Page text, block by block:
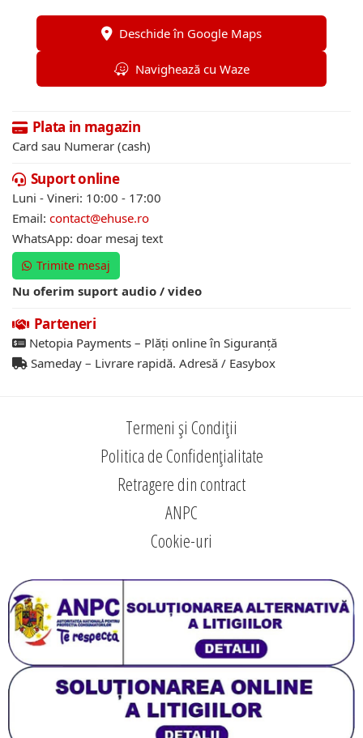
Deschide în Google Maps
Navighează cu Waze
Plata in magazin
Card sau Numerar (cash)
Suport online
Luni - Vineri: 10:00 - 17:00
Email: contact@ehuse.ro
WhatsApp: doar mesaj text
Trimite mesaj
Nu oferim suport audio / video
Parteneri
Netopia Payments – Plăți online în Siguranță
Sameday – Livrare rapidă. Adresă / Easybox
Termeni și Condiții
Politica de Confidențialitate
Retragere din contract
ANPC
Cookie-uri